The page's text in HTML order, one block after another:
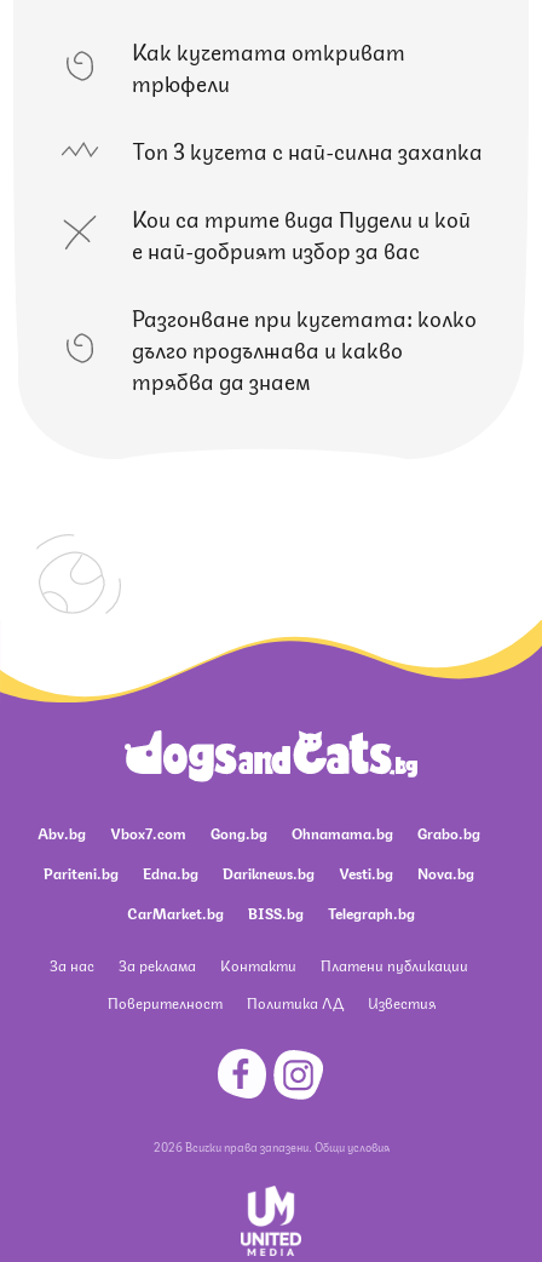
Как кучетата откриват
трюфели
Топ 3 кучета с най-силна захапка
Кои са трите вида Пудели и кой
е най-добрият избор за вас
Разгонване при кучетата: колко
дълго продължава и какво
трябва да знаем
Abv.bg Vbox7.com Gong.bg Ohnamama.bg
Grabo.bg
Pariteni.bg
Edna.bg Dariknews.bg Vesti.bg
Nova.bg
CarMarket.bg
BISS.bg Telegraph.bg
За нас За реклама Контакти
Платени публикации
Поверителност
Политика ЛД Известия
2026 Всички права запазени. Общи условия